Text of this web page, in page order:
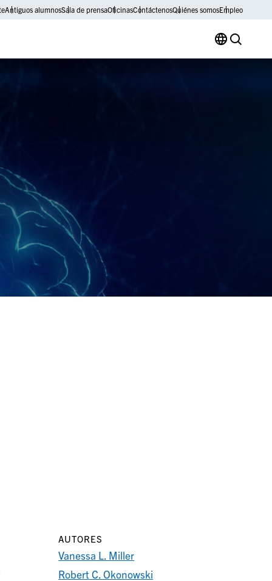
Antiguos alumnosSala de prensaOficinasContáctenosQuiénes somosEmpleo
AUTORES
Vanessa L. Miller
Robert C. Okonowski